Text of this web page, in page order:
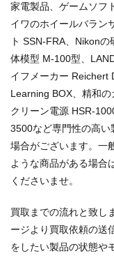
家電製品、ゲームソフ
イワのホイールバラン
ト SSN-FRA、Nikon
体模型 M-100型、
イフメーカー Reichert
Learning BOX、精和
クリーン電源 HSR-
3500など専門性の高い
場合がございます。一
ような商品がある場合
くださいませ。
買取までの流れと致し
ージより買取依頼の送
をしたい製品の状態や